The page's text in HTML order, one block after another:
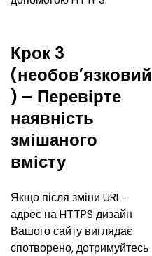
Крок 3
(необов’язковий
) – Перевірте
наявність
змішаного
вмісту
Якщо після зміни URL-
адрес на HTTPS дизайн
Вашого сайту виглядає
спотворено, дотримуйтесь